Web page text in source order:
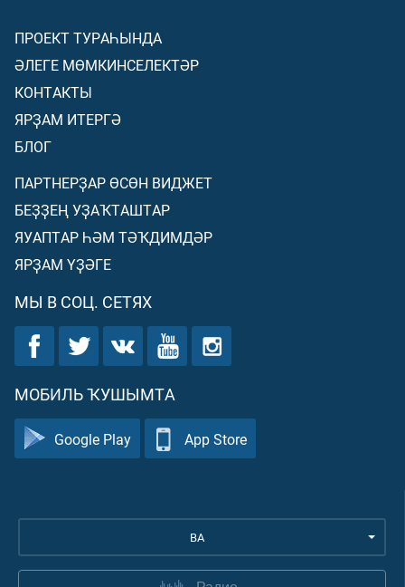
ПРОЕКТ ТУРАҺЫНДА
ӘЛЕГЕ МӨМКИНСЕЛЕКТӘР
КОНТАКТЫ
ЯРҘАМ ИТЕРГӘ
БЛОГ
ПАРТНЕРҘАР ӨСӨН ВИДЖЕТ
БЕҘҘЕҢ УҘАҠТАШТАР
ЯУАПТАР ҺӘМ ТӘҠДИМДӘР
ЯРҘАМ ҮҘӘГЕ
МЫ В СОЦ. СЕТЯХ
МОБИЛЬ ҠУШЫМТА
Google Play App Store
BA